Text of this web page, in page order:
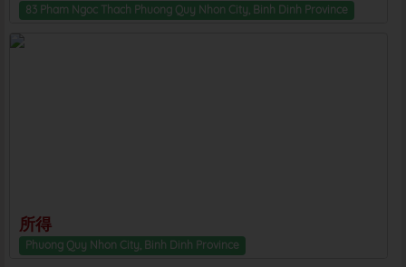
83 Pham Ngoc Thach Phuong Quy Nhon City, Binh Dinh Province
所得
Phuong Quy Nhon City, Binh Dinh Province